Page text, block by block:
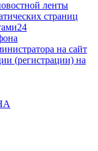
ленты
страниц
на сайт
(регистрации) на